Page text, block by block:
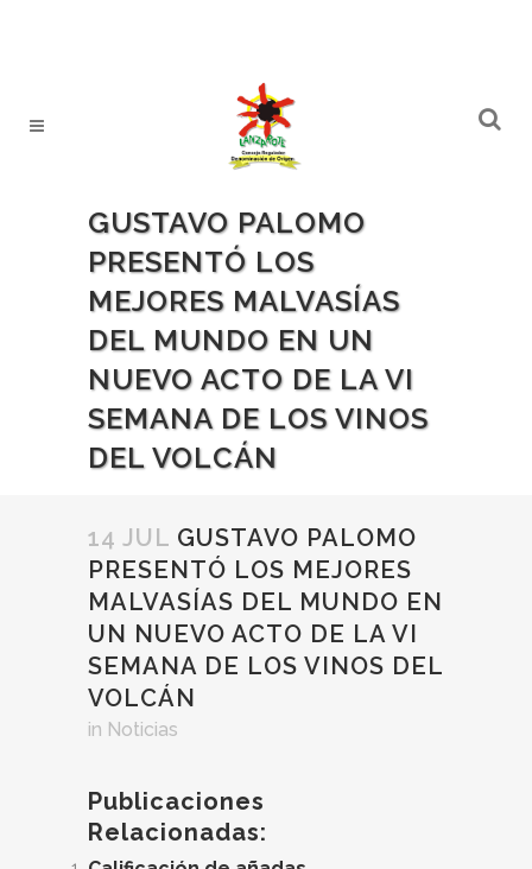
GUSTAVO PALOMO
PRESENTÓ LOS
MEJORES MALVASÍAS
DEL MUNDO EN UN
NUEVO ACTO DE LA VI
SEMANA DE LOS VINOS
DEL VOLCÁN
14 JUL GUSTAVO PALOMO
PRESENTÓ LOS MEJORES
MALVASÍAS DEL MUNDO EN
UN NUEVO ACTO DE LA VI
SEMANA DE LOS VINOS DEL
VOLCÁN
in Noticias
Publicaciones
Relacionadas: